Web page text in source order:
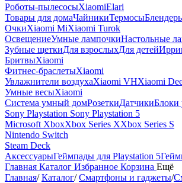
Роботы-пылесосыXiaomiElari
Товары для домаЧайникиТермосы
ОчкиXiaomi MiXiaomi Turok
ОсвещениеУмные лампочкиНастольные
Зубные щеткиДля взрослыхДля детей
БритвыXiaomi
Фитнес-браслетыXiaomi
Увлажнители воздухаXiaomi VHXiaomi
Умные весыXiaomi
Система умный домРозеткиДатчикиБлоки
Sony Playstation Sony Playstation 5
Microsoft XboxXbox Series XXbox Series S
Nintendo Switch
Steam Deck
АксессуарыГеймпады для Playstation 5
Главная Каталог Избранное Корзина Ещё
Главная/ Каталог/ Смартфоны и гаджеты/